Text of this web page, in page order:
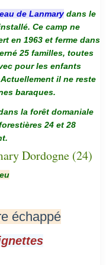
de Lanmarydans le
Ce camp ne
en 1963 et ferme dans
25 familles, toutes
pour les enfants
il ne reste
baraques.
la forêt domaniale
24 et 28
échappé